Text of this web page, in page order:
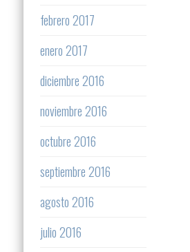
febrero 2017
enero 2017
diciembre 2016
noviembre 2016
octubre 2016
septiembre 2016
agosto 2016
julio 2016